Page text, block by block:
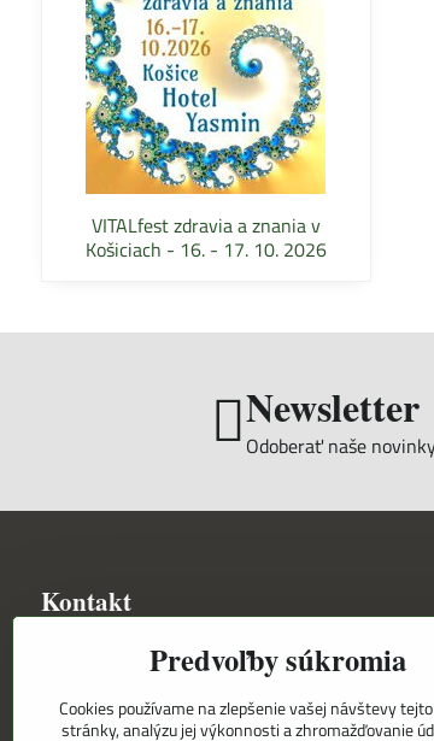
VITALfest zdravia a znania v
Košiciach - 16. - 17. 10. 2026
Newsletter
Odoberať naše
Kontakt
+421 948 501 818
+421 948 501 831
Predvoľby súkromia
Cookies používame na zlepšenie vašej návštevy
stránky, analýzu jej výkonnosti a zhromažďovanie